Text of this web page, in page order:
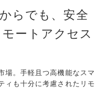
らでも、安全
ートアクセス
場。手軽且つ高機能なスマ
ィも十分に考慮されたリモ